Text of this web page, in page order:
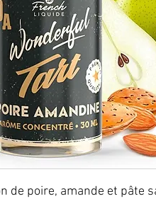
de poire, amande et pâte